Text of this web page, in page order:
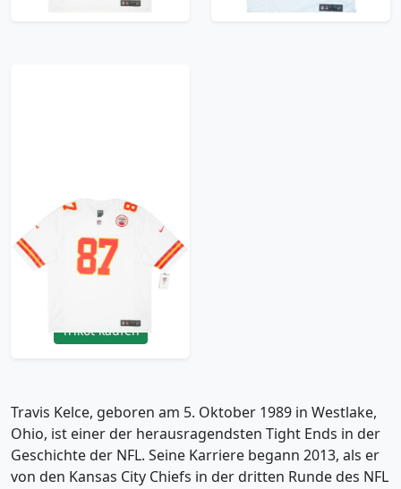
2013-23 Kansas City
Chiefs Kelce #87 Nike
Game Away Jersey
(XXL)
Trikot kaufen
Travis Kelce, geboren am 5. Oktober 1989 in Westlake,
Ohio, ist einer der herausragendsten Tight Ends in der
Geschichte der NFL. Seine Karriere begann 2013, als er
von den Kansas City Chiefs in der dritten Runde des NFL